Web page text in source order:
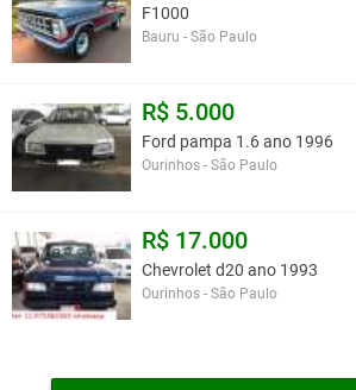
F1000
Bauru - São Paulo
R$ 5.000
Ford pampa 1.6 ano 1996
Ourinhos - São Paulo
R$ 17.000
Chevrolet d20 ano 1993
Ourinhos - São Paulo